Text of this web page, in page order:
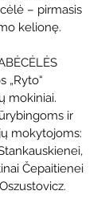
– pirmasis
kelionę.
„Ryto“
mokiniai.
ir
mokytojoms:
Čepaitienei